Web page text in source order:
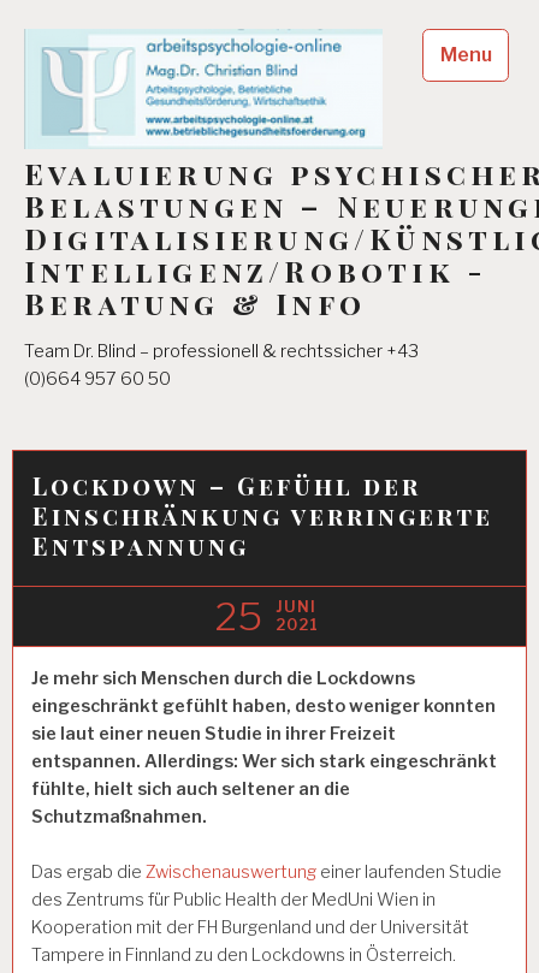
content
Evaluierung
Belastungen –
Digitalisierung/
Intelligenz/Robotik -
Beratung & Info
Team Dr. Blind – professionell & rechtssicher +43
(0)664 957 60 50
Menu
Lockdown – Gefühl der
Einschränkung verringerte
Entspannung
25
JUNI
2021
Je mehr sich Menschen durch die Lockdowns
eingeschränkt gefühlt haben, desto weniger konnten
sie laut einer neuen Studie in ihrer Freizeit
entspannen. Allerdings: Wer sich stark eingeschränkt
fühlte, hielt sich auch seltener an die
Schutzmaßnahmen.
Das ergab die Zwischenauswertung einer laufenden Studie
des Zentrums für Public Health der MedUni Wien in
Kooperation mit der FH Burgenland und der Universität
Tampere in Finnland zu den Lockdowns in Österreich.